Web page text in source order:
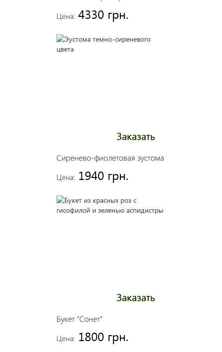
Цена: 4330 грн.
Сиренево-фиолетовая эустома
Цена: 1940 грн.
Заказать
Букет "Сонет"
Цена: 1800 грн.
Заказать